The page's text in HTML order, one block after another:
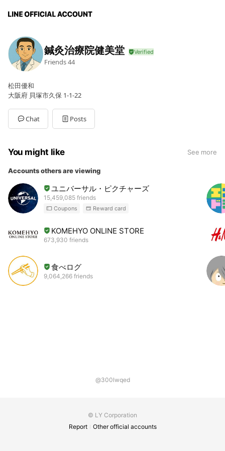
鍼灸治療院健美堂
Friends44
松田優和
大阪府 貝塚市久保 1-1-22
Chat Posts
You might like See more
Accounts others are viewing
ユニバーサル・ピクチャーズ
15,459,085 friends
Coupons Reward card
KOMEHYO ONLINE STORE
673,930 friends
食べログ
9,064,266 friends
@300lwqed
© LY Corporation
Report
Other official accounts